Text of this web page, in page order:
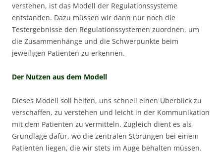
verstehen, ist das Modell der Regulationssysteme
entstanden. Dazu müssen wir dann nur noch die
Testergebnisse den Regulationssystemen zuordnen, um
die Zusammenhänge und die Schwerpunkte beim
jeweiligen Patienten zu erkennen.
Der Nutzen aus dem Modell
Dieses Modell soll helfen, uns schnell einen Überblick zu
verschaffen, zu verstehen und leicht in der Kommunikation
mit dem Patienten zu vermitteln. Zugleich dient es als
Grundlage dafür, wo die zentralen Störungen bei einem
Patienten liegen, die wir stets im Auge behalten müssen.